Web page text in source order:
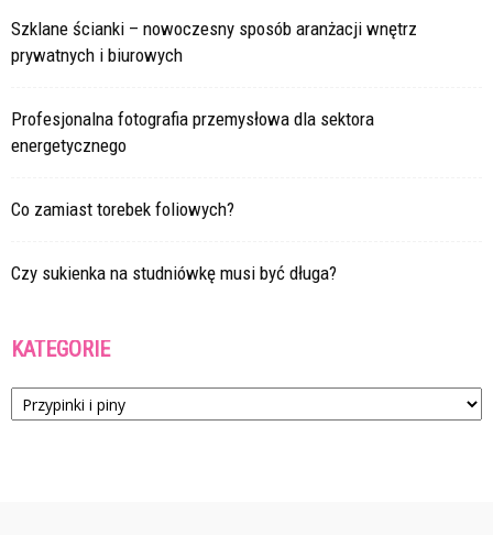
Szklane ścianki – nowoczesny sposób aranżacji wnętrz
prywatnych i biurowych
Profesjonalna fotografia przemysłowa dla sektora
energetycznego
Co zamiast torebek foliowych?
Czy sukienka na studniówkę musi być długa?
KATEGORIE
Kategorie